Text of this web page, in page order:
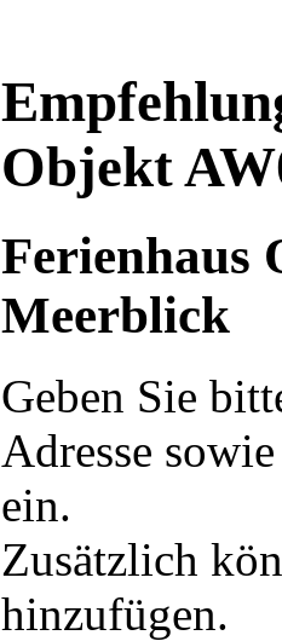
Objekt
Ferienhaus
Meerblick
Geben Sie
Adresse
ein.
Zusätzlich
hinzufügen.